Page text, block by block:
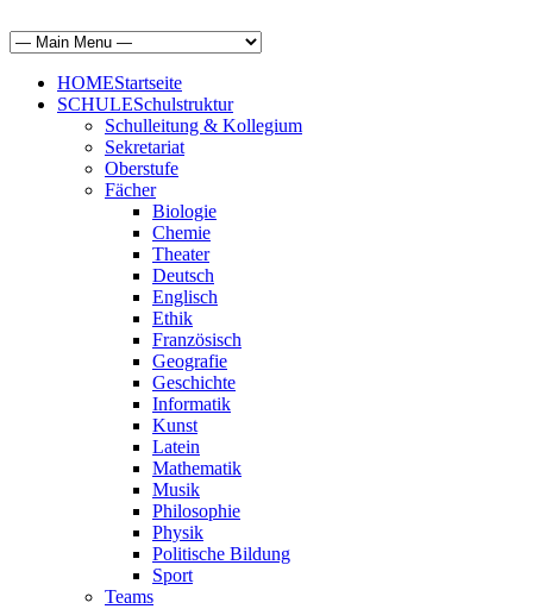
HOMEStartseite
SCHULESchulstruktur
Schulleitung & Kollegium
Sekretariat
Oberstufe
Fächer
Biologie
Chemie
Theater
Deutsch
Englisch
Ethik
Französisch
Geografie
Geschichte
Informatik
Kunst
Latein
Mathematik
Musik
Philosophie
Physik
Politische Bildung
Sport
Teams